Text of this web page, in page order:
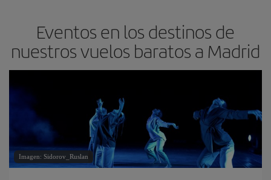
Eventos en los destinos de
nuestros vuelos baratos a Madrid
Imagen: Sidorov_Ruslan